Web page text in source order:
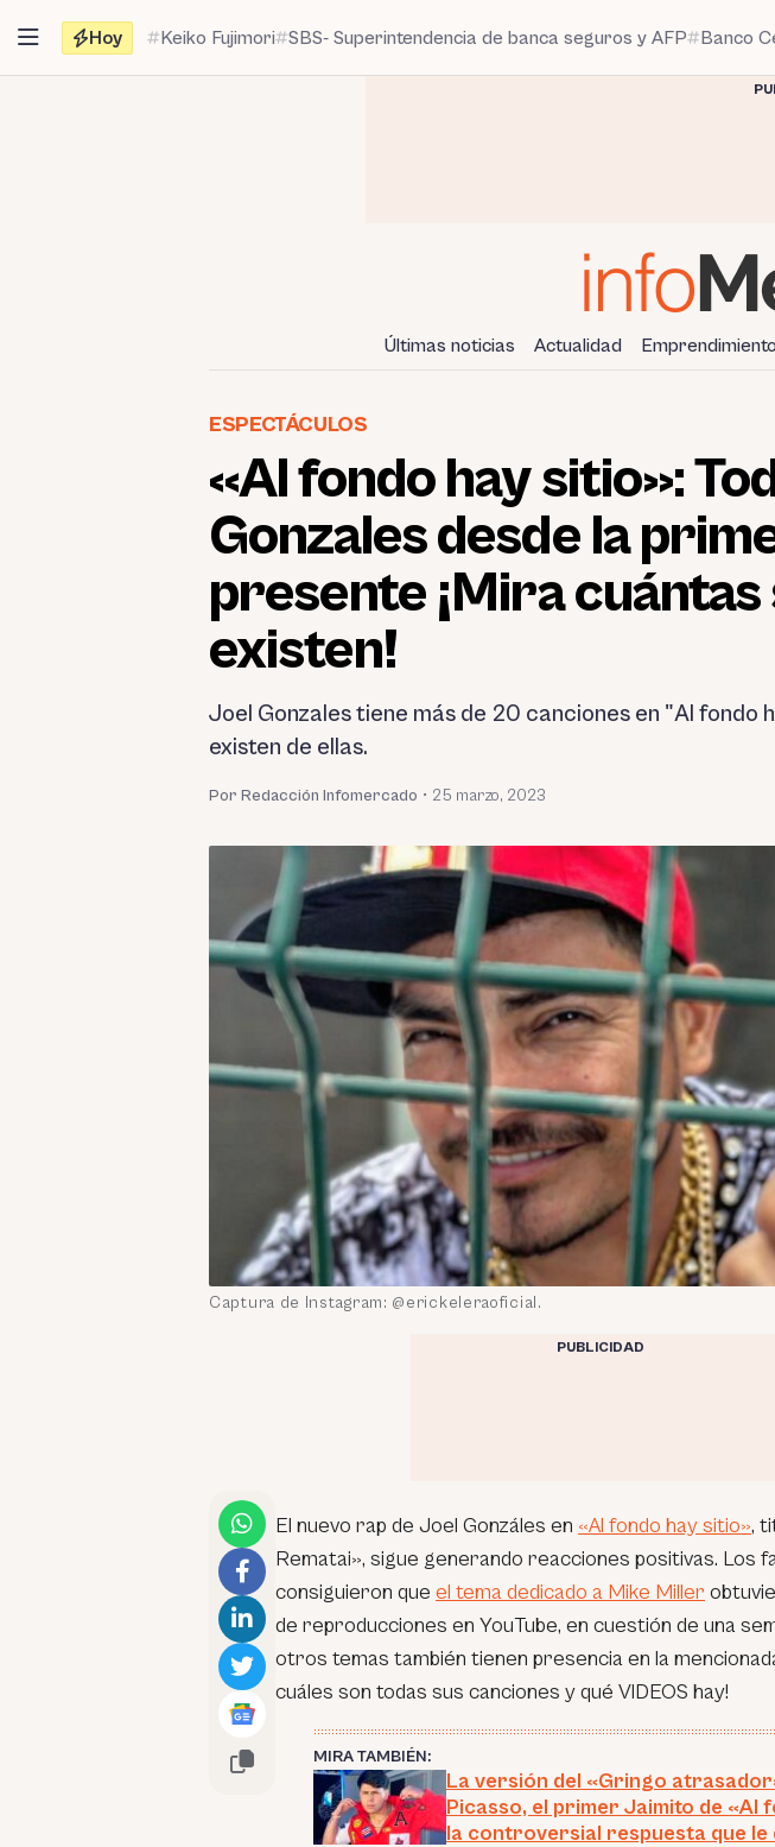
contenido
Hoy Keiko Fujimori SBS- Superintendencia de banca seguros y AFP Banco
Últimas noticias Actualidad
ESPECTÁCULOS
«Al fondo hay sitio»:
Gonzales desde la
presente ¡Mira cuántas
existen!
Joel Gonzales tiene más de 20 canciones en "Al fondo
existen de ellas.
Por Redacción Infomercado • 25 marzo, 2023
Captura de Instagram: @erickeleraoficial.
PUBLICIDAD
El nuevo rap de Joel Gonzáles en «Al fondo hay sitio»,
Rematai», sigue generando reacciones positivas. Los
consiguieron que el tema dedicado a Mike Miller
de reproducciones en YouTube, en cuestión de una
otros temas también tienen presencia en la
cuáles son todas sus canciones y qué VIDEOS hay!
MIRA TAMBIÉN:
La versión del «Gringo
Picasso, el primer Jaimito de «Al
la controversial respuesta que le